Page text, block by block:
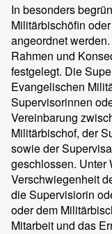
In besonders
Militärbischöfin
angeordnet
Rahmen und
festgelegt. Die
Evangelischen
Supervisorinnen
Vereinbarung
Militärbischof, der
sowie der
geschlossen. Unter
Verschwiegenheit
die Supervisiorin
oder dem
Mitarbeit und das